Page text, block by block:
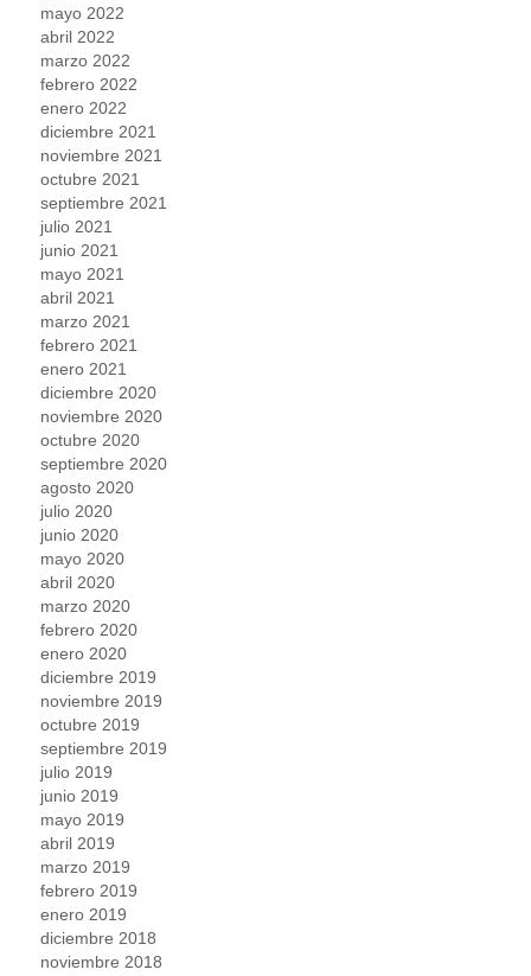
mayo 2022
abril 2022
marzo 2022
febrero 2022
enero 2022
diciembre 2021
noviembre 2021
octubre 2021
septiembre 2021
julio 2021
junio 2021
mayo 2021
abril 2021
marzo 2021
febrero 2021
enero 2021
diciembre 2020
noviembre 2020
octubre 2020
septiembre 2020
agosto 2020
julio 2020
junio 2020
mayo 2020
abril 2020
marzo 2020
febrero 2020
enero 2020
diciembre 2019
noviembre 2019
octubre 2019
septiembre 2019
julio 2019
junio 2019
mayo 2019
abril 2019
marzo 2019
febrero 2019
enero 2019
diciembre 2018
noviembre 2018